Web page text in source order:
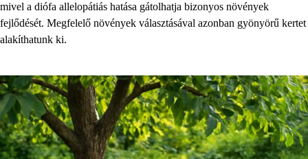
mivel a diófa allelopátiás hatása gátolhatja bizonyos növények
fejlődését. Megfelelő növények választásával azonban gyönyörű kertet
alakíthatunk ki.